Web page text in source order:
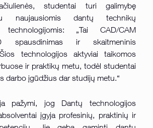
studentai turi galimybę
naujausiomis dantų technikų
technologijomis: „Tai CAD/CAM
spausdinimas ir skaitmeninis
technologijos aktyviai taikomos
ir praktikų metu, todėl studentai
darbo įgūdžius dar studijų metu.“
pažymi, jog Dantų technologijos
įgyja profesinių, praktinių ir